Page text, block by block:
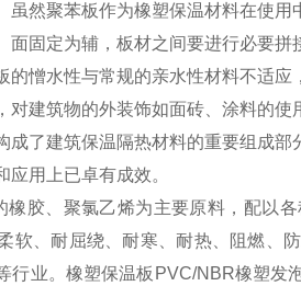
虽然聚苯板作为橡塑保温材料在使
固定为辅，板材之间要进行必要
的憎水性与常规的亲水性材料不适
对建筑物的外装饰如面砖、涂料的
成了建筑保温隔热材料的重要组成
用上已卓有成效。
胶、聚氯乙烯为主要原料，配以
软、耐屈绕、耐寒、耐热、阻燃、
行业。橡塑保温板PVC/NBR橡塑